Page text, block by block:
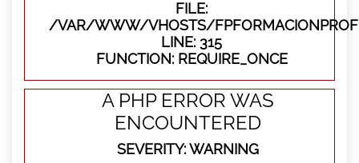
FILE:
/VAR/WWW/VHOSTS/
LINE: 315
FUNCTION: REQUIRE_ONCE
A PHP ERROR WAS
ENCOUNTERED
SEVERITY: WARNING